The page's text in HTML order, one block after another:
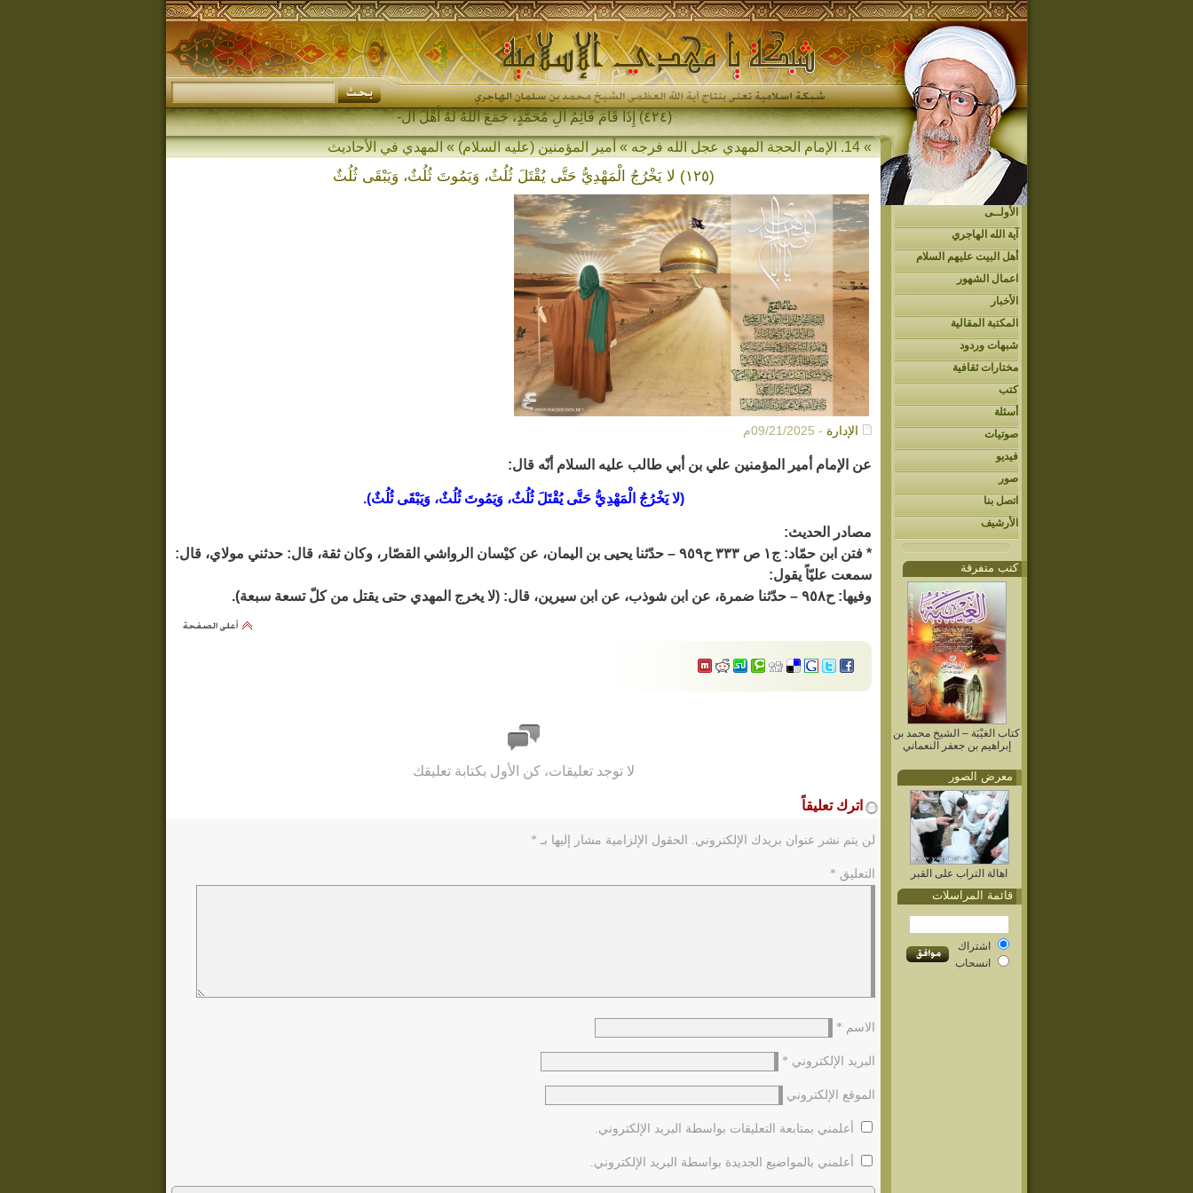
(٤٢٤) إِذَا قَامَ قَائِمُ آلِ مُحَمَّدٍ، جَمَعَ اللهُ لَهُ أَهْلَ المَشْرِقِ _
الأولــى
آية الله الهاجري
أهل البيت عليهم السلام
اعمال الشهور
الأخبار
المكتبة المقالية
شبهات وردود
مختارات ثقافية
كتب
أسئلة
صوتيات
فيديو
صور
اتصل بنا
الأرشيف
كتب متفرقة
كتاب الغيْبَة – الشيخ محمد بن
إبراهيم بن جعفر النعماني
معرض الصور
اهالة التراب على القبر
قائمة المراسلات
اشتراك
انسحاب
» 14. الإمام الحجة المهدي عجل الله فرجه » أمير المؤمنين (عليه السلام) » المهدي في الأحاديث
(١٢٥) لا يَخْرُجُ الْمَهْدِيُّ حَتَّى يُقْتَلَ ثُلُثٌ، وَيَمُوتَ ثُلُثٌ، وَيَبْقَى ثُلُثٌ
الإدارة - 09/21/2025م
عن الإمام أمير المؤمنين علي بن أبي طالب عليه السلام أنّه قال:
(لا يَخْرُجُ الْمَهْدِيُّ حَتَّى يُقْتَلَ ثُلُثٌ، وَيَمُوتَ ثُلُثٌ، وَيَبْقَى ثُلُثٌ).
مصادر الحديث:
* فتن ابن حمّاد: ج١ ص ٣٣٣ ح٩٥٩ – حدّثنا يحيى بن اليمان، عن كيْسان الرواشي القصّار، وكان ثقة، قال: حدثني مولاي، قال:
سمعت عليّاً يقول:
وفيها: ح٩٥٨ – حدّثنا ضمرة، عن ابن شوذب، عن ابن سيرين، قال: (لا يخرج المهدي حتى يقتل من كلّ تسعة سبعة).
لا توجد تعليقات، كن الأول بكتابة تعليقك
اترك تعليقاً
لن يتم نشر عنوان بريدك الإلكتروني. الحقول الإلزامية مشار إليها بـ *
التعليق *
الاسم *
البريد الإلكتروني *
الموقع الإلكتروني
أعلمني بمتابعة التعليقات بواسطة البريد الإلكتروني.
أعلمني بالمواضيع الجديدة بواسطة البريد الإلكتروني.